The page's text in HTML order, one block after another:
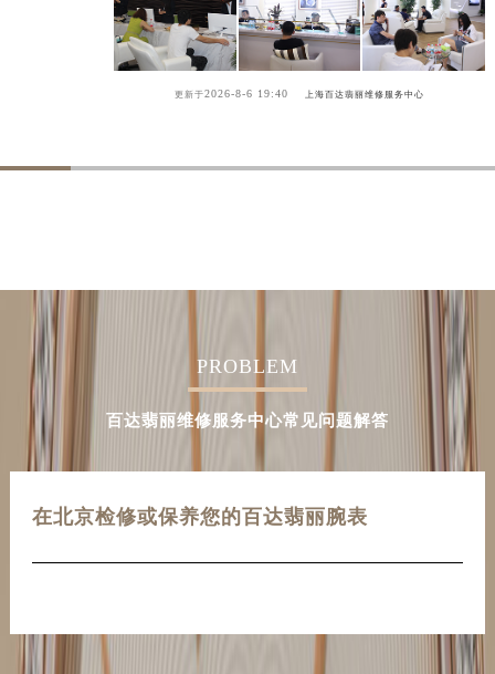
更新于2026-8-6 19:40 上海百达翡丽维修服务中心
PROBLEM
百达翡丽维修服务中心常见问题解答
在北京检修或保养您的百达翡丽腕表